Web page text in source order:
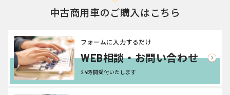
中古商用車のご購入はこちら
WEB相談・お問い合わせ
フォームに入力するだけ
24時間受付いたします